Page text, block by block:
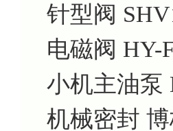
针型阀
电磁阀 HY-
小机主油泵
机械密封